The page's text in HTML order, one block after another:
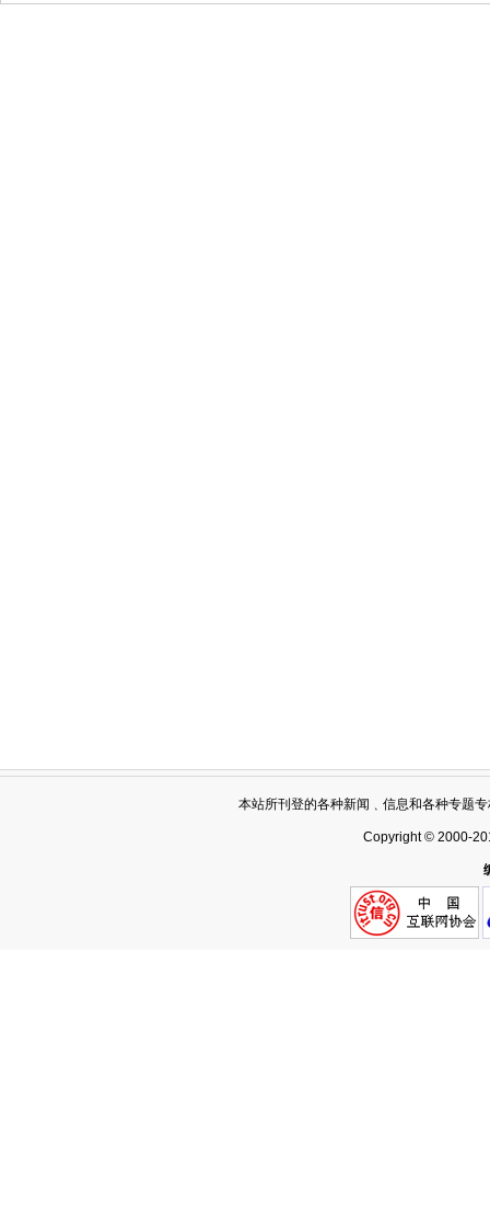
本站所刊登的各种新闻﹑信息和各种专题
Copyright © 2000-